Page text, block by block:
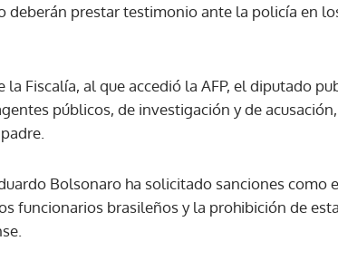
deberán prestar testimonio ante la policía en
la Fiscalía, al que accedió la AFP, el diputado
públicos, de investigación y de
Bolsonaro ha solicitado sanciones como
funcionarios brasileños y la prohibición de